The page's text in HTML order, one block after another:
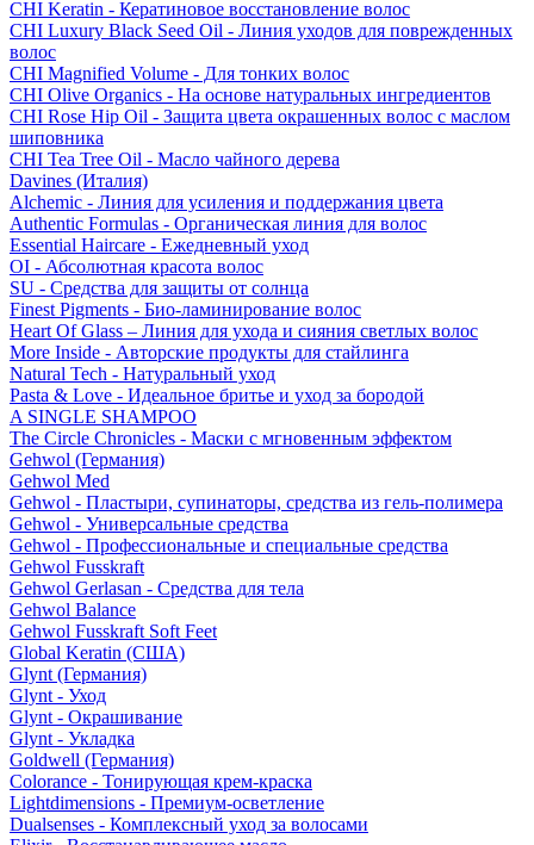
CHI Keratin - Кератиновое восстановление волос
CHI Luxury Black Seed Oil - Линия уходов для поврежденных
волос
CHI Magnified Volume - Для тонких волос
CHI Olive Organics - На основе натуральных ингредиентов
CHI Rose Hip Oil - Защита цвета окрашенных волос с маслом
шиповника
CHI Tea Tree Oil - Масло чайного дерева
Davines (Италия)
Alchemic - Линия для усиления и поддержания цвета
Authentic Formulas - Органическая линия для волос
Essential Haircare - Eжедневный уход
OI - Абсолютная красота волос
SU - Средства для защиты от солнца
Finest Pigments - Био-ламинирование волос
Heart Of Glass – Линия для ухода и сияния светлых волос
More Inside - Авторские продукты для стайлинга
Natural Tech - Натуральный уход
Pasta & Love - Идеальное бритье и уход за бородой
A SINGLE SHAMPOO
The Circle Chronicles - Маски с мгновенным эффектом
Gehwol (Германия)
Gehwol Med
Gehwol - Пластыри, супинаторы, средства из гель-полимера
Gehwol - Универсальные средства
Gehwol - Профессиональные и специальные средства
Gehwol Fusskraft
Gehwol Gerlasan - Средства для тела
Gehwol Balance
Gehwol Fusskraft Soft Feet
Global Keratin (США)
Glynt (Германия)
Glynt - Уход
Glynt - Окрашивание
Glynt - Укладка
Goldwell (Германия)
Colorance - Тонирующая крем-краска
Lightdimensions - Премиум-осветление
Dualsenses - Комплексный уход за волосами